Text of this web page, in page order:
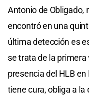
Antonio de Obligado,
encontró en una
última detección es
se trata de la
presencia del HLB
tiene cura, obliga a